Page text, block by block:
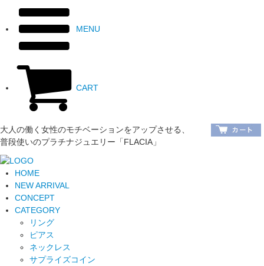
MENU
CART
大人の働く女性のモチベーションをアップさせる、
普段使いのプラチナジュエリー「FLACIA」
HOME
NEW ARRIVAL
CONCEPT
CATEGORY
リング
ピアス
ネックレス
サプライズコイン